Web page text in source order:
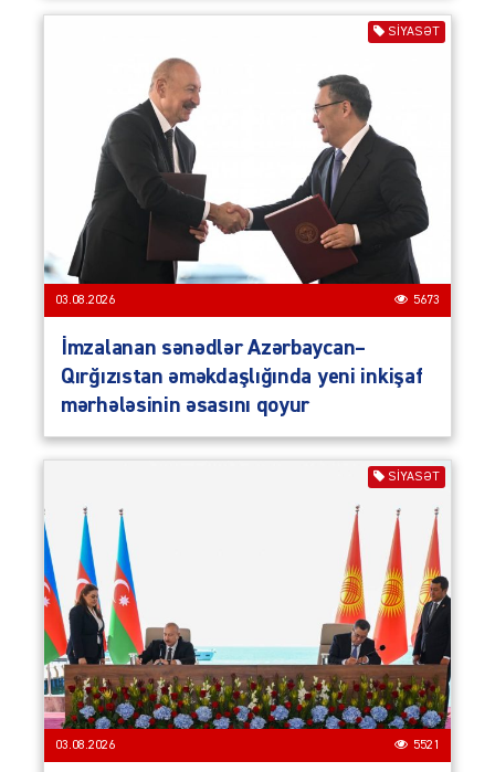
SIYASƏT
03.08.2026 5673
İmzalanan sənədlər Azərbaycan–
Qırğızıstan əməkdaşlığında yeni inkişaf
mərhələsinin əsasını qoyur
SIYASƏT
03.08.2026 5521